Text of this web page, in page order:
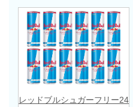
レッドブルシュガーフリー24